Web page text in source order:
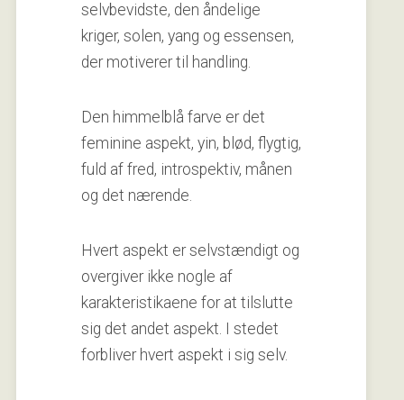
selvbevidste, den åndelige
kriger, solen, yang og essensen,
der motiverer til handling.
Den himmelblå farve er det
feminine aspekt, yin, blød, flygtig,
fuld af fred, introspektiv, månen
og det nærende.
Hvert aspekt er selvstændigt og
overgiver ikke nogle af
karakteristikaene for at tilslutte
sig det andet aspekt. I stedet
forbliver hvert aspekt i sig selv.